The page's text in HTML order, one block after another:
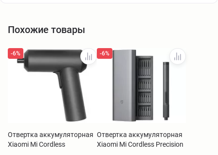
Похожие товары
-6%
Отвертка аккумуляторная
Xiaomi Mi Cordless
-6%
Отвертка аккумуляторная
Xiaomi Mi Cordless Precision